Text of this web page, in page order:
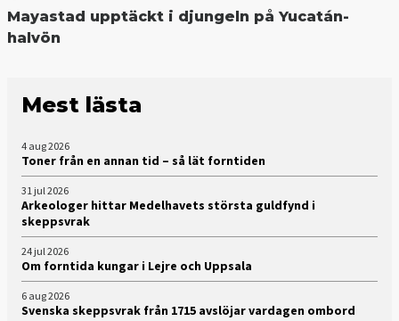
Mayastad upptäckt i djungeln på Yucatán-
halvön
Mest lästa
4 aug 2026
Toner från en annan tid – så lät forntiden
31 jul 2026
Arkeologer hittar Medelhavets största guldfynd i
skeppsvrak
24 jul 2026
Om forntida kungar i Lejre och Uppsala
6 aug 2026
Svenska skeppsvrak från 1715 avslöjar vardagen ombord